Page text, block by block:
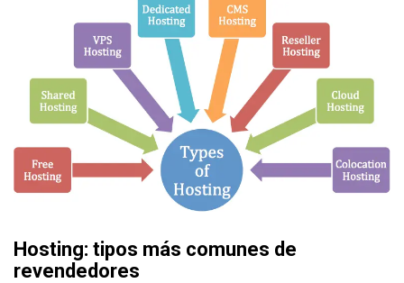
Hosting: tipos más comunes de
revendedores